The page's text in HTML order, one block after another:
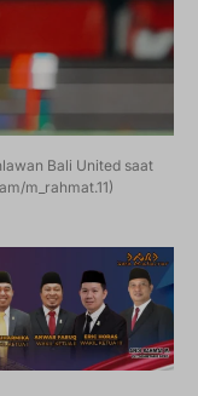
Bali United saat
m_rahmat.11)